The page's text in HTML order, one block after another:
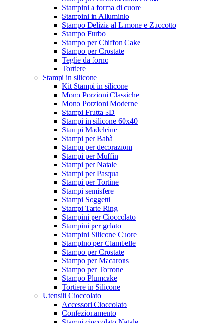
Stampini a forma di cuore
Stampini in Alluminio
Stampo Delizia al Limone e Zuccotto
Stampo Furbo
Stampo per Chiffon Cake
Stampo per Crostate
Teglie da forno
Tortiere
Stampi in silicone
Kit Stampi in silicone
Mono Porzioni Classiche
Mono Porzioni Moderne
Stampi Frutta 3D
Stampi in silicone 60x40
Stampi Madeleine
Stampi per Babà
Stampi per decorazioni
Stampi per Muffin
Stampi per Natale
Stampi per Pasqua
Stampi per Tortine
Stampi semisfere
Stampi Soggetti
Stampi Tarte Ring
Stampini per Cioccolato
Stampini per gelato
Stampini Silicone Cuore
Stampino per Ciambelle
Stampo per Crostate
Stampo per Macarons
Stampo per Torrone
Stampo Plumcake
Tortiere in Silicone
Utensili Cioccolato
Accessori Cioccolato
Confezionamento